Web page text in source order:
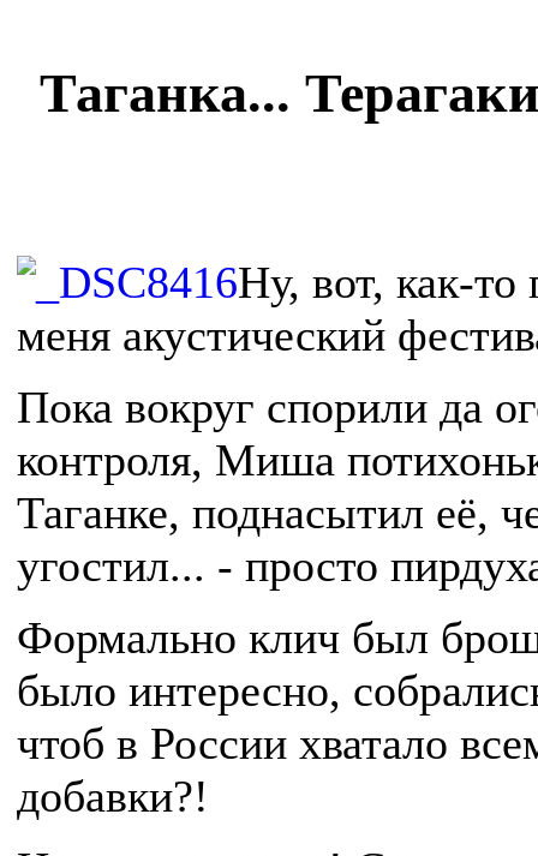
Таганка...
Ну, вот, как-то
меня акустический
Пока вокруг спорили да
контроля, Миша
Таганке, поднасытил её,
угостил... - просто
Формально клич был
было интересно,
чтоб в России хватало
добавки?!